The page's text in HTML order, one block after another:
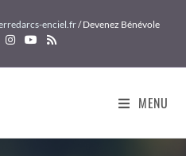
enciel.fr/ Devenez Bénévole
MENU